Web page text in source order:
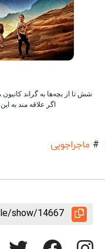
شش تا از بچه‌ها به گراند
اگر علاقه مند به
# ماجراجویی
show/14667